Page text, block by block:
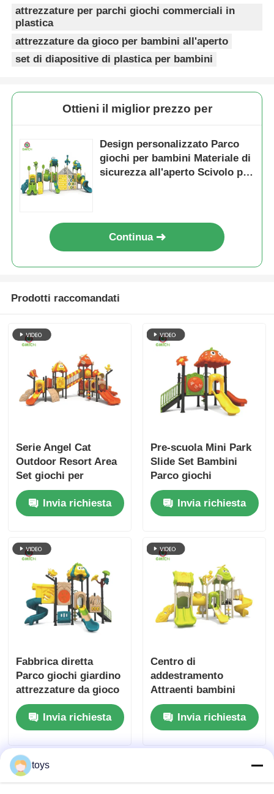
attrezzature per parchi giochi commerciali in
plastica
attrezzature da gioco per bambini all'aperto
set di diapositive di plastica per bambini
Ottieni il miglior prezzo per
Design personalizzato Parco
giochi per bambini Materiale di
sicurezza all'aperto Scivolo per
Continua
Prodotti raccomandati
Serie Angel Cat
Outdoor Resort Area
Set giochi per
bambini Parco giochi
per bambini
Giocattoli per
divertimenti Slide in
vendita
Invia richiesta
Pre-scuola Mini Park
Slide Set Bambini
Parco giochi
all'aperto
divertimento
attrezzature di gioco
Parco giochi Bambini
Invia richiesta
Fabbrica diretta
Parco giochi giardino
attrezzature da gioco
all'aperto giochi
divertenti giocattoli
per bambini set di
scivoli
Invia richiesta
Centro di
addestramento
Attraenti bambini
Parco giochi
all'aperto Slide Set
Parco giochi Casa
giochi Cina Parco
Invia richiesta
toys